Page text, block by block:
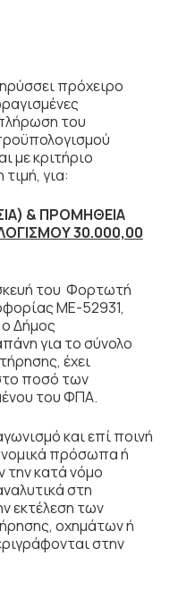
πρόχειρο
του
με κριτήριο
για:
& ΠΡΟΜΗΘΕΙΑ
30.000,00
του Φορτωτή
ME-52931,
ο Δήμος
για το σύνολο
έχει
ποσό των
του ΦΠΑ.
και επί ποινή
νομικά πρόσωπα ή
την κατά νόμο
στη
εκτέλεση των
οχημάτων ή
στην